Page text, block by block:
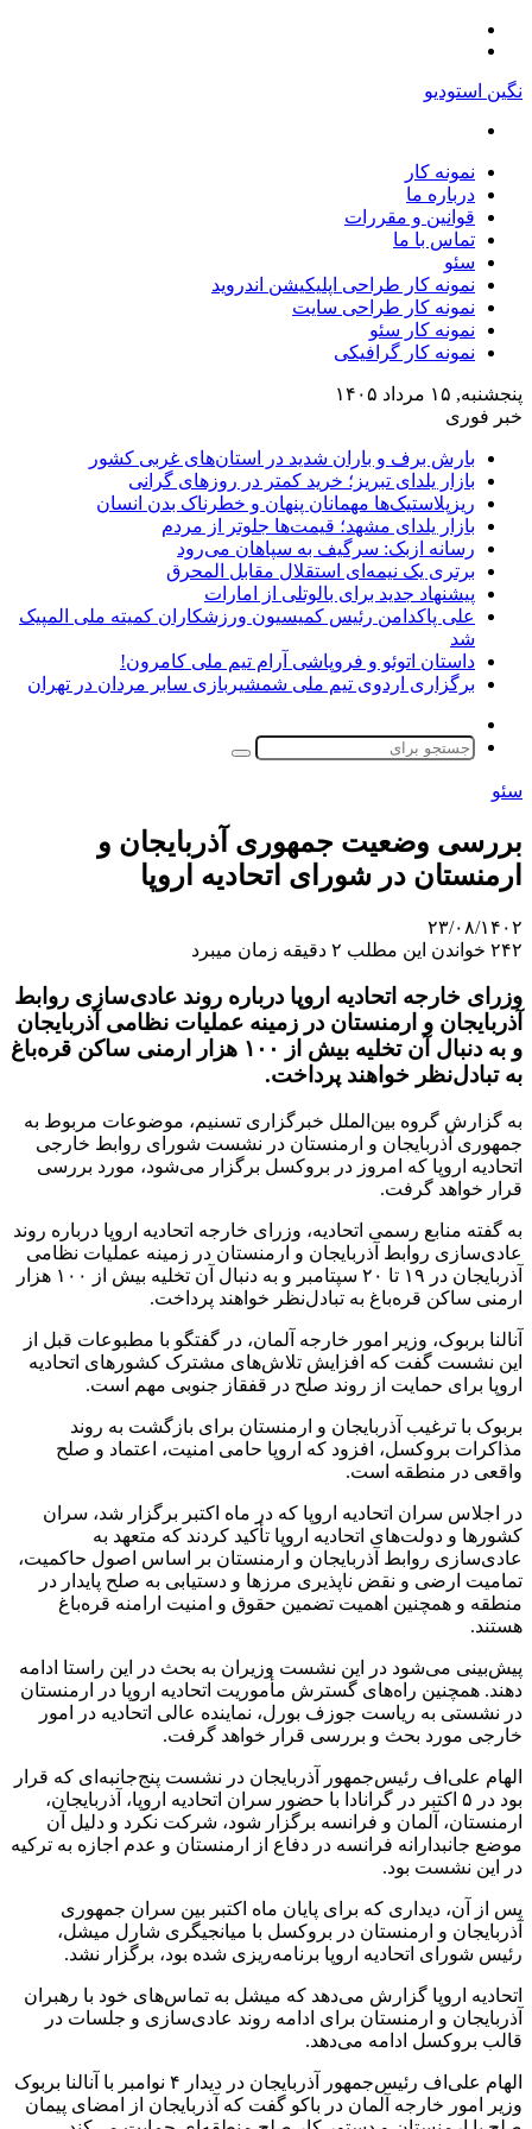
نگین استودیو
نمونه کار
درباره ما
قوانین و مقررات
تماس با ما
سئو
نمونه کار طراحی اپلیکیشن اندروید
نمونه کار طراحی سایت
نمونه کار سئو
نمونه کار گرافیکی
پنجشنبه, ۱۵ مرداد ۱۴۰۵
خبر فوری
بارش برف و باران شدید در استان‌های غربی کشور
بازار یلدای تبریز؛ خرید کمتر در روزهای گرانی
ریزپلاستیک‌ها مهمانان پنهان و خطرناک بدن انسان
بازار یلدای مشهد؛ قیمت‌ها جلوتر از مردم
رسانه ازبک: سرگیف به سپاهان می‌رود
برتری یک نیمه‌ای استقلال مقابل المحرق
پیشنهاد جدید برای بالوتلی از امارات
علی پاکدامن رئیس کمیسیون ورزشکاران کمیته ملی المپیک
شد
داستان اتوئو و فروپاشی آرام تیم ملی کامرون!
برگزاری اردوی تیم ملی شمشیربازی سابر مردان در تهران
پوسته
جستجو
سئو
بررسی وضعیت جمهوری آذربایجان و
ارمنستان در شورای اتحادیه اروپا
۲۳/۰۸/۱۴۰۲
۲۴۲ خواندن این مطلب ۲ دقیقه زمان میبرد
وزرای خارجه اتحادیه اروپا درباره روند عادی‌سازی روابط
آذربایجان و ارمنستان در زمینه عملیات نظامی آذربایجان
و به دنبال آن تخلیه بیش از ۱۰۰ هزار ارمنی ساکن قره‌باغ
به تبادل‌نظر خواهند پرداخت.
به گزارش گروه بین‌الملل خبرگزاری تسنیم، موضوعات مربوط به
جمهوری آذربایجان و ارمنستان در نشست شورای روابط خارجی
اتحادیه اروپا که امروز در بروکسل برگزار می‌شود، مورد بررسی
قرار خواهد گرفت.
به گفته منابع رسمی اتحادیه، وزرای خارجه اتحادیه اروپا درباره روند
عادی‌سازی روابط آذربایجان و ارمنستان در زمینه عملیات نظامی
آذربایجان در ۱۹ تا ۲۰ سپتامبر و به دنبال آن تخلیه بیش از ۱۰۰ هزار
ارمنی ساکن قره‌باغ به تبادل‌نظر خواهند پرداخت.
آنالنا بربوک، وزیر امور خارجه آلمان، در گفتگو با مطبوعات قبل از
این نشست گفت که افزایش تلاش‌های مشترک کشورهای اتحادیه
اروپا برای حمایت از روند صلح در قفقاز جنوبی مهم است.
بربوک با ترغیب آذربایجان و ارمنستان برای بازگشت به روند
مذاکرات بروکسل، افزود که اروپا حامی امنیت، اعتماد و صلح
واقعی در منطقه است.
در اجلاس سران اتحادیه اروپا که در ماه اکتبر برگزار شد، سران
کشورها و دولت‌های اتحادیه اروپا تأکید کردند که متعهد به
عادی‌سازی روابط آذربایجان و ارمنستان بر اساس اصول حاکمیت،
تمامیت ارضی و نقض ناپذیری مرزها و دستیابی به صلح پایدار در
منطقه و همچنین اهمیت تضمین حقوق و امنیت ارامنه قره‌باغ
هستند.
پیش‌بینی می‌شود در این نشست وزیران به بحث در این راستا ادامه
دهند. همچنین راه‌های گسترش مأموریت اتحادیه اروپا در ارمنستان
در نشستی به ریاست جوزف بورل، نماینده عالی اتحادیه در امور
خارجی مورد بحث و بررسی قرار خواهد گرفت.
الهام علی‌اف رئیس‌جمهور آذربایجان در نشست پنج‌جانبه‌ای که قرار
بود در ۵ اکتبر در گرانادا با حضور سران اتحادیه اروپا، آذربایجان،
ارمنستان، آلمان و فرانسه برگزار شود، شرکت نکرد و دلیل آن
موضع جانبدارانه فرانسه در دفاع از ارمنستان و عدم اجازه به ترکیه
در این نشست بود.
پس از آن، دیداری که برای پایان ماه اکتبر بین سران جمهوری
آذربایجان و ارمنستان در بروکسل با میانجیگری شارل میشل،
رئیس شورای اتحادیه اروپا برنامه‌ریزی شده بود، برگزار نشد.
اتحادیه اروپا گزارش می‌دهد که میشل به تماس‌های خود با رهبران
آذربایجان و ارمنستان برای ادامه روند عادی‌سازی و جلسات در
قالب بروکسل ادامه می‌دهد.
الهام علی‌اف رئیس‌جمهور آذربایجان در دیدار ۴ نوامبر با آنالنا بربوک
وزیر امور خارجه آلمان در باکو گفت که آذربایجان از امضای پیمان